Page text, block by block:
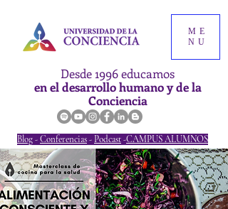
Desde 1996 educamos
en el desarrollo humano y de la
Conciencia
ME
NU
Blog-Conferencias-Podcast-CAMPUS ALUMNOS